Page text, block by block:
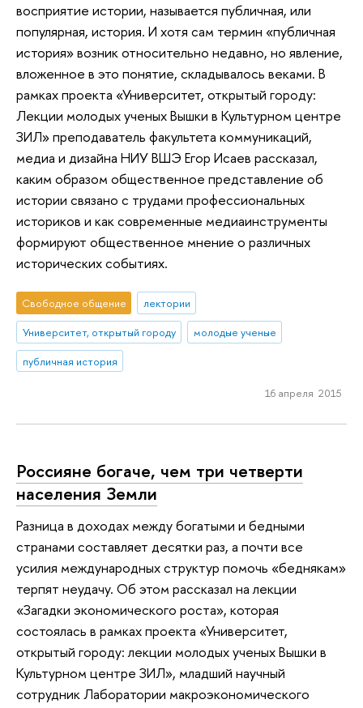
восприятие истории, называется публичная, или
популярная, история. И хотя сам термин «публичная
история» возник относительно недавно, но явление,
вложенное в это понятие, складывалось веками. В
рамках проекта «Университет, открытый городу:
Лекции молодых ученых Вышки в Культурном центре
ЗИЛ» преподаватель факультета коммуникаций,
медиа и дизайна НИУ ВШЭ Егор Исаев рассказал,
каким образом общественное представление об
истории связано с трудами профессиональных
историков и как современные медиаинструменты
формируют общественное мнение о различных
исторических событиях.
Свободное общение
лектории
Университет, открытый городу
молодые ученые
публичная история
16 апреля 2015
Россияне богаче, чем три четверти
населения Земли
Разница в доходах между богатыми и бедными
странами составляет десятки раз, а почти все
усилия международных структур помочь «беднякам»
терпят неудачу. Об этом рассказал на лекции
«Загадки экономического роста», которая
состоялась в рамках проекта «Университет,
открытый городу: лекции молодых ученых Вышки в
Культурном центре ЗИЛ», младший научный
сотрудник Лаборатории макроэкономического